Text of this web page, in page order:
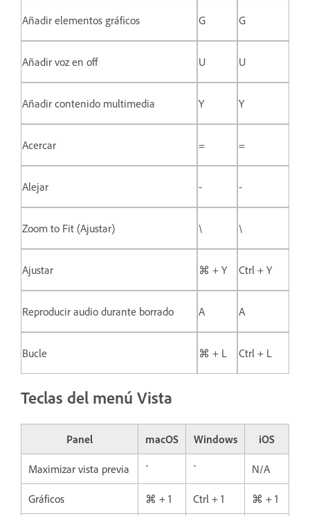
Añadir elementos gráficos G G
Añadir voz en off U U
Añadir contenido multimedia Y Y
Acercar = =
Alejar - -
Zoom to Fit (Ajustar) \ \
Ajustar ⌘ + Y Ctrl + Y
Reproducir audio durante borrado A A
Bucle ⌘ + L Ctrl + L
Teclas del menú Vista
Panel macOS Windows iOS
Maximizar vista previa ` ` N/A
Gráficos ⌘ + 1 Ctrl + 1 ⌘ + 1